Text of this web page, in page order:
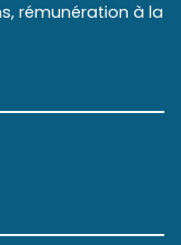
rémunération à la